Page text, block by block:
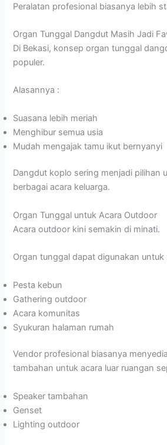
Peralatan profesional biasanya lebih
Organ Tunggal Dangdut Masih Jadi
Di Bekasi, konsep organ tunggal
populer.
Alasannya :
Suasana lebih meriah
Menghibur semua usia
Mudah mengajak tamu ikut bernyanyi
Dangdut koplo sering menjadi pilihan
berbagai acara keluarga.
Organ Tunggal untuk Acara Outdoor
Acara outdoor kini semakin di minati.
Organ tunggal dapat digunakan untuk
Pesta kebun
Gathering outdoor
Acara komunitas
Syukuran halaman rumah
Vendor profesional biasanya
tambahan untuk acara luar ruangan
Speaker tambahan
Genset
Lighting outdoor